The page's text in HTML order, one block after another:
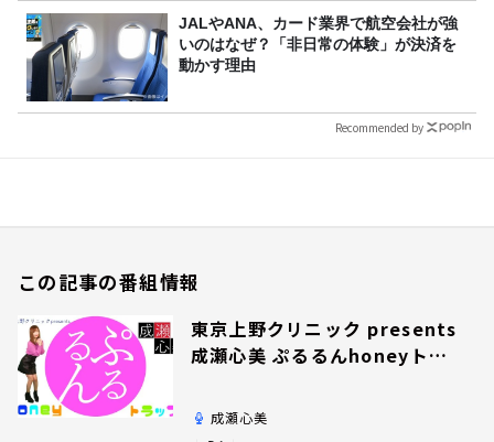
JALやANA、カード業界で航空会社が強
いのはなぜ？「非日常の体験」が決済を
動かす理由
Recommended by
この記事の番組情報
東京上野クリニック presents
成瀬心美 ぷるるんhoneyトラ
成瀬心美